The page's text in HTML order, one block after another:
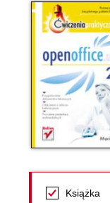
Książka